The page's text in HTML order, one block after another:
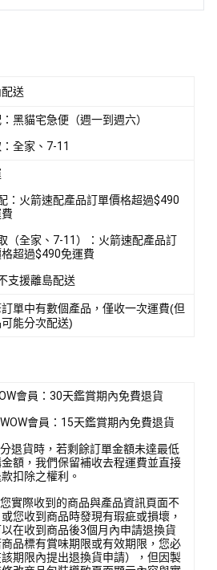
送
黑貓宅急便（週一到週六）
全家、7-11
：火箭速配產品訂單價格超過$490
（全家、7-11）：火箭速配產品訂
超過$490免運費
支援離島配送
單中有數個產品，僅收一次運費(但
能分次配送)
會員：30天鑑賞期內免費退貨
會員：15天鑑賞期內免費退貨
退貨時，若剩餘訂單金額未達最低
額，我們保留補收去程運費並直接
扣除之權利。
實際收到的商品與產品資訊頁面不
您收到商品時發現有瑕疵或損壞，
在收到商品後3個月內申請退換貨
商品標有賞味期限或有效期限，您必
期限內提出退換貨申請），但因製